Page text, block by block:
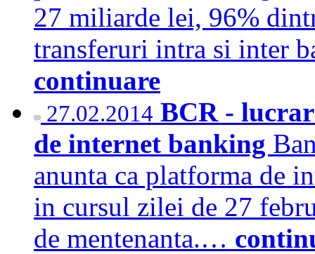
27 miliarde lei, 96%
transferuri intra si inter
continuare
27.02.2014 BCR -
de internet banking
anunta ca platforma de
in cursul zilei de 27
de mentenanta.…